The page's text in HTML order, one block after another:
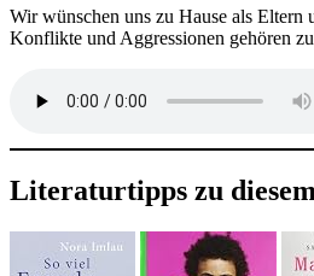
Wir wünschen uns zu Hause als Eltern
Konflikte und Aggressionen gehören
Literaturtipps zu